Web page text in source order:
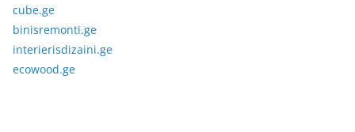
cube.ge
binisremonti.ge
interierisdizaini.ge
ecowood.ge